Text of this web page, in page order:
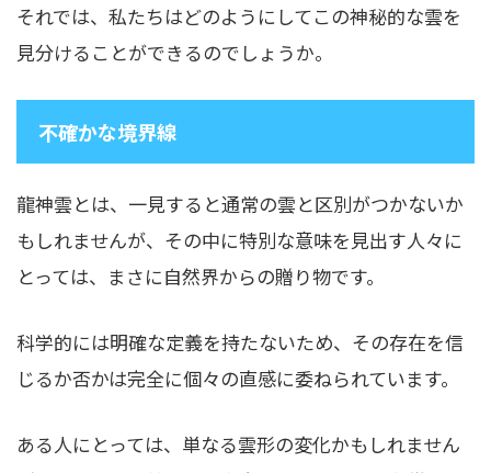
それでは、私たちはどのようにしてこの神秘的な雲を
見分けることができるのでしょうか。
不確かな境界線
龍神雲とは、一見すると通常の雲と区別がつかないか
もしれませんが、その中に特別な意味を見出す人々に
とっては、まさに自然界からの贈り物です。
科学的には明確な定義を持たないため、その存在を信
じるか否かは完全に個々の直感に委ねられています。
ある人にとっては、単なる雲形の変化かもしれません